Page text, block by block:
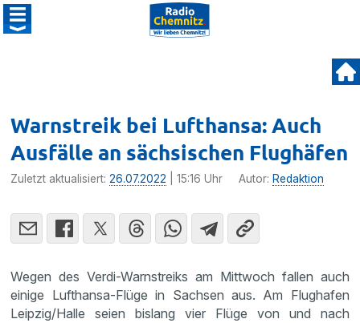
Warnstreik bei Lufthansa: Auch
Ausfälle an sächsischen Flughäfen
Zuletzt aktualisiert:26.07.2022 | 15:16 Uhr Autor: Redaktion
Wegen des Verdi-Warnstreiks am Mittwoch fallen auch
einige Lufthansa-Flüge in Sachsen aus. Am Flughafen
Leipzig/Halle seien bislang vier Flüge von und nach